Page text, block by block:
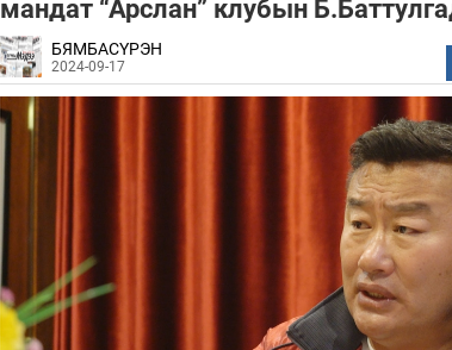
мандат “Арслан” клубын
БЯМБАСҮРЭН
2024-09-17